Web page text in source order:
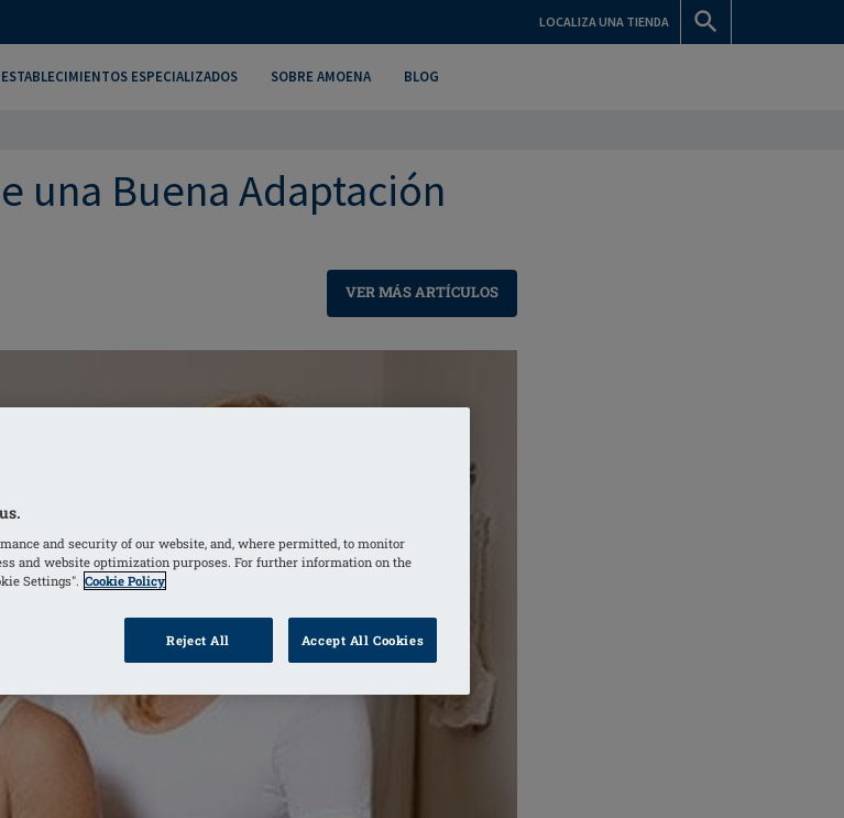
LOCALIZA UNA TIENDA
ESPECIALIZADOS SOBRE AMOENA BLOG
una Buena Adaptación
VER MÁS ARTÍCULOS
and security of our website, and, where permitted, to monitor
and website optimization purposes. For further information on the
Settings". Cookie Policy
Reject All Accept All Cookies